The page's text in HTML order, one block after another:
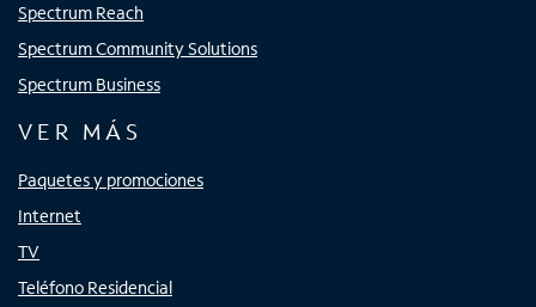
Spectrum Reach
Spectrum Community Solutions
Spectrum Business
VER MÁS
Paquetes y promociones
Internet
TV
Teléfono Residencial